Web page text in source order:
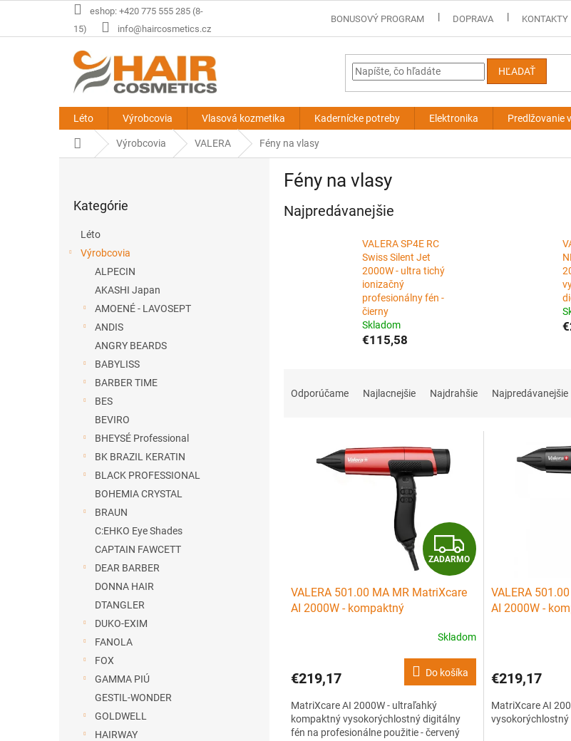
eshop: +420 775 555 285 (8-
15)
info@haircosmetics.cz
BONUSOVÝ PROGRAM DOPRAVA KONTAKTY
HĽADAŤ
Léto Výrobcovia Vlasová kozmetika Kadernícke potreby Elektronika Predlžovanie
DomovVýrobcovia VALERA Fény na vlasy
kategórie
Kategórie
Léto
Výrobcovia
ALPECIN
AKASHI Japan
AMOENÉ - LAVOSEPT
ANDIS
ANGRY BEARDS
BABYLISS
BARBER TIME
BES
BEVIRO
BHEYSÉ Professional
BK BRAZIL KERATIN
BLACK PROFESSIONAL
BOHEMIA CRYSTAL
BRAUN
C:EHKO Eye Shades
CAPTAIN FAWCETT
DEAR BARBER
DONNA HAIR
DTANGLER
DUKO-EXIM
FANOLA
FOX
GAMMA PIÚ
GESTIL-WONDER
GOLDWELL
HAIRWAY
Fény na vlasy
Najpredávanejšie
VALERA SP4E RC
Swiss Silent Jet
2000W - ultra tichý
ionizačný
profesionálny fén -
čierny
Skladom
€115,58
Odporúčame Najlacnejšie Najdrahšie Najpredávanejšie
Z
A
D
A
R
M
ZADARMO
VALERA 501.00 MA MR MatriXcare
AI 2000W - kompaktný
Skladom
€219,17 Do košíka
MatriXcare AI 2000W - ultraľahký
kompaktný vysokorýchlostný digitálny
fén na profesionálne použitie - červený
VALERA
AI 2000W -
€219,17
MatriXcare AI
vysokorýchlostný